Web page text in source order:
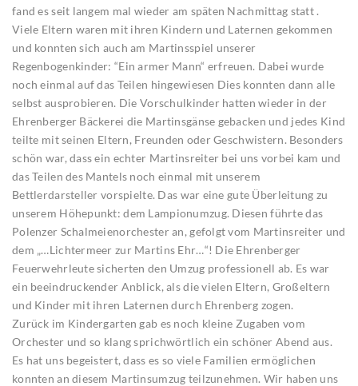
fand es seit langem mal wieder am späten Nachmittag statt .
Viele Eltern waren mit ihren Kindern und Laternen gekommen
und konnten sich auch am Martinsspiel unserer
Regenbogenkinder: “Ein armer Mann“ erfreuen. Dabei wurde
noch einmal auf das Teilen hingewiesen Dies konnten dann alle
selbst ausprobieren. Die Vorschulkinder hatten wieder in der
Ehrenberger Bäckerei die Martinsgänse gebacken und jedes Kind
teilte mit seinen Eltern, Freunden oder Geschwistern. Besonders
schön war, dass ein echter Martinsreiter bei uns vorbei kam und
das Teilen des Mantels noch einmal mit unserem
Bettlerdarsteller vorspielte. Das war eine gute Überleitung zu
unserem Höhepunkt: dem Lampionumzug. Diesen führte das
Polenzer Schalmeienorchester an, gefolgt vom Martinsreiter und
dem „…Lichtermeer zur Martins Ehr…“! Die Ehrenberger
Feuerwehrleute sicherten den Umzug professionell ab. Es war
ein beeindruckender Anblick, als die vielen Eltern, Großeltern
und Kinder mit ihren Laternen durch Ehrenberg zogen.
Zurück im Kindergarten gab es noch kleine Zugaben vom
Orchester und so klang sprichwörtlich ein schöner Abend aus.
Es hat uns begeistert, dass es so viele Familien ermöglichen
konnten an diesem Martinsumzug teilzunehmen. Wir haben uns